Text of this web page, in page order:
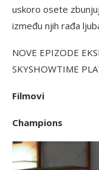
uskoro osete
između njih rađa
NOVE EPIZODE
SKYSHOWTIME
Filmovi
Champions